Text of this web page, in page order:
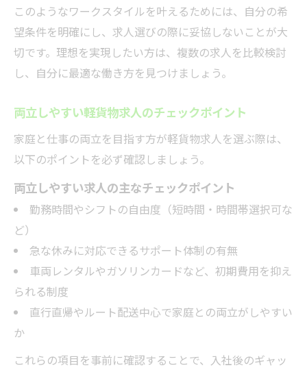
このようなワークスタイルを叶えるためには、自分の希
望条件を明確にし、求人選びの際に妥協しないことが大
切です。理想を実現したい方は、複数の求人を比較検討
し、自分に最適な働き方を見つけましょう。
両立しやすい軽貨物求人のチェックポイント
家庭と仕事の両立を目指す方が軽貨物求人を選ぶ際は、
以下のポイントを必ず確認しましょう。
両立しやすい求人の主なチェックポイント
勤務時間やシフトの自由度（短時間・時間帯選択可な
ど）
急な休みに対応できるサポート体制の有無
車両レンタルやガソリンカードなど、初期費用を抑え
られる制度
直行直帰やルート配送中心で家庭との両立がしやすい
か
これらの項目を事前に確認することで、入社後のギャッ